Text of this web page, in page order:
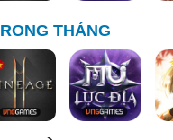
THÁNG